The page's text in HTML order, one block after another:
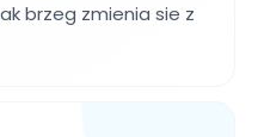
brzeg zmienia sie z